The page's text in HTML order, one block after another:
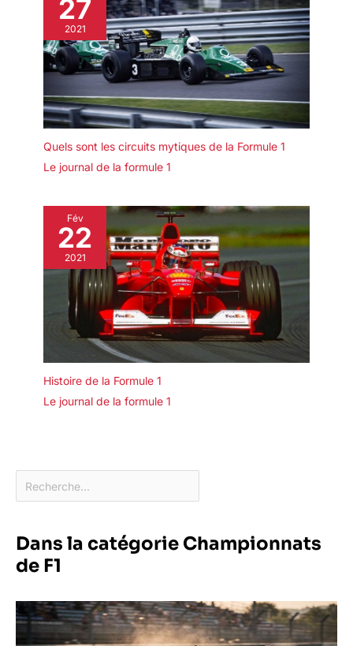
27
2021
Quels sont les circuits mytiques de la Formule 1
Le journal de la formule 1
Fév
22
2021
Histoire de la Formule 1
Le journal de la formule 1
Dans la catégorie Championnats
de F1